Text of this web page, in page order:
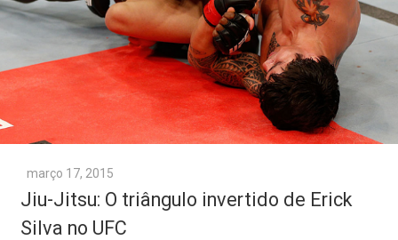
março 17, 2015
Jiu-Jitsu: O triângulo invertido de Erick
Silva no UFC